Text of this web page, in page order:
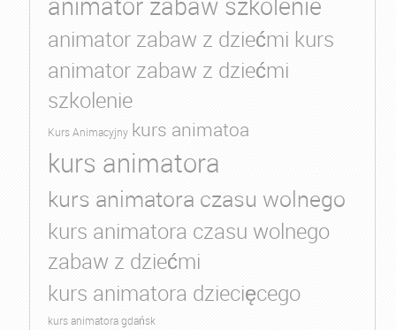
animator zabaw z dziećmi kurs
animator zabaw z dziećmi
szkolenie
Kurs Animacyjny kurs animatoa
kurs animatora
kurs animatora czasu wolnego
kurs animatora czasu wolnego
zabaw z dziećmi
kurs animatora dziecięcego
kurs animatora gdańsk